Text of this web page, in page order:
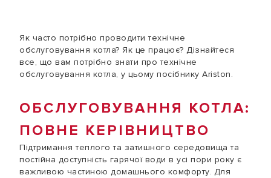
Як часто потрібно проводити технічне
обслуговування котла? Як це працює? Дізнайтеся
все, що вам потрібно знати про технічне
обслуговування котла, у цьому посібнику Ariston.
ОБСЛУГОВУВАННЯ КОТЛА:
ПОВНЕ КЕРІВНИЦТВО
Підтримання теплого та затишного середовища та
постійна доступність гарячої води в усі пори року є
важливою частиною домашнього комфорту. Для